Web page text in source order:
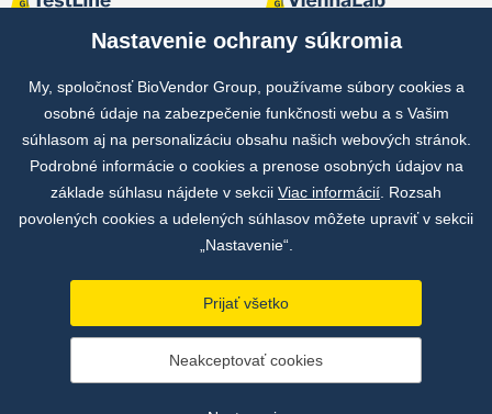
Spoločné projekty
Copyright © by BioVendor Group 2026
Nastavenie ochrany súkromia
My, spoločnosť BioVendor Group, používame súbory cookies a
osobné údaje na zabezpečenie funkčnosti webu a s Vašim
súhlasom aj na personalizáciu obsahu našich webových stránok.
Podrobné informácie o cookies a prenose osobných údajov na
základe súhlasu nájdete v sekcii Viac informácií . Rozsah
povolených cookies a udelených súhlasov môžete upraviť v sekcii
„Nastavenie“.
Prijať všetko
Neakceptovať cookies